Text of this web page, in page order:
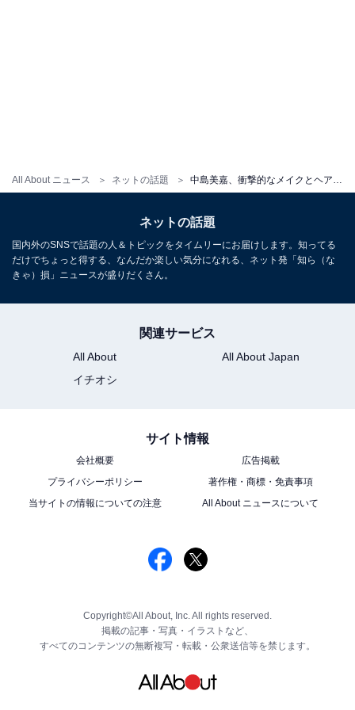
All About ニュース ネットの話題
ネットの話題
国内外のSNSで話題の人＆トピックをタイムリーにお届けします。知ってる
だけでちょっと得する、なんだか楽しい気分になれる、ネット発「知ら（な
きゃ）損」ニュースが盛りだくさん。
関連サービス
All About
All About Japan
イチオシ
サイト情報
会社概要
広告掲載
プライバシーポリシー
著作権・商標・免責事項
当サイトの情報についての注意
All About ニュースについて
Copyright©All About, Inc. All rights reserved.
掲載の記事・写真・イラストなど、
すべてのコンテンツの無断複写・転載・公衆送信等を禁じます。